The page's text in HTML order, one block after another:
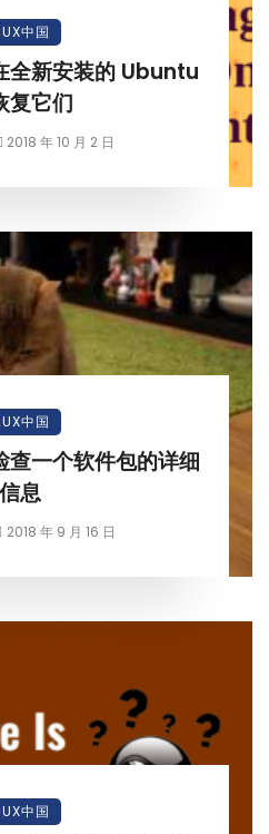
中国
全新安装的 Ubuntu
复它们
2018 年 10 月 2 日
中国
一个软件包的详细
信息
2018 年 9 月 16 日
中国